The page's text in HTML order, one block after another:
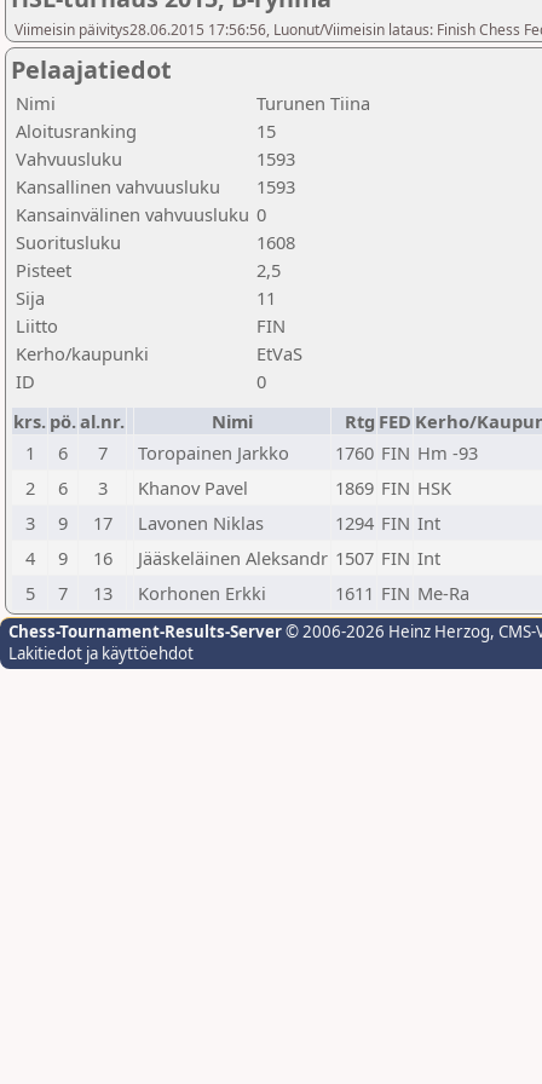
Viimeisin päivitys28.06.2015 17:56:56, Luonut/Viimeisin lataus: Finish Chess
Pelaajatiedot
Nimi
Turunen Tiina
Aloitusranking
15
Vahvuusluku
1593
Kansallinen vahvuusluku
1593
Kansainvälinen vahvuusluku 0
Suoritusluku
1608
Pisteet
2,5
Sija
11
Liitto
FIN
Kerho/kaupunki
EtVaS
ID
0
krs. pö.al.nr. Nimi Rtg FED Kerho/
1
6 7 Toropainen Jarkko 1760 FIN Hm -93
2
6 3 Khanov Pavel 1869 FIN HSK
3
9 17 Lavonen Niklas 1294 FIN Int
4
9 16 Jääskeläinen Aleksandr 1507 FIN Int
5
7 13 Korhonen Erkki 1611 FIN Me-Ra
Chess-Tournament-Results-Server© 2006-2026 Heinz Herzog,
Lakitiedot ja käyttöehdot